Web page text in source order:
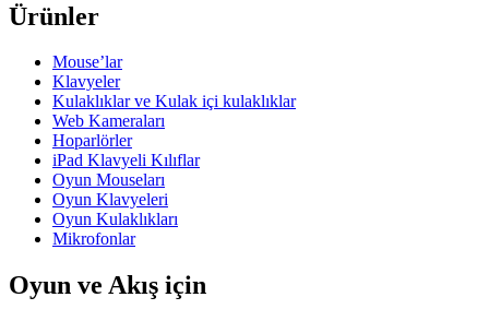
Ürünler
Mouse’lar
Klavyeler
Kulaklıklar ve Kulak içi kulaklıklar
Web Kameraları
Hoparlörler
iPad Klavyeli Kılıflar
Oyun Mouseları
Oyun Klavyeleri
Oyun Kulaklıkları
Mikrofonlar
Oyun ve Akış için